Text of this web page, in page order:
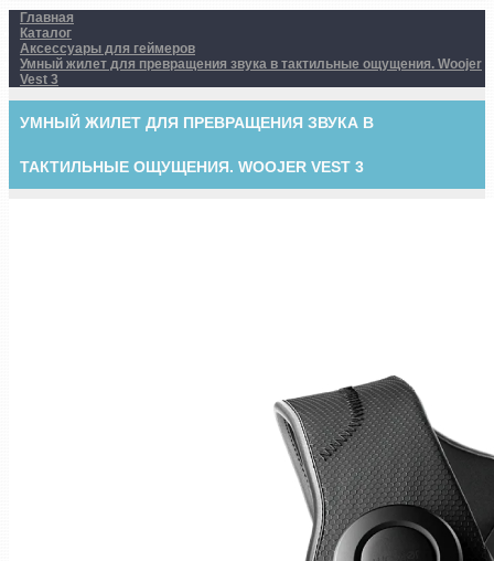
Главная
Каталог
Аксессуары для геймеров
Умный жилет для превращения звука в тактильные ощущения. Woojer
Vest 3
УМНЫЙ ЖИЛЕТ ДЛЯ ПРЕВРАЩЕНИЯ ЗВУКА В
ТАКТИЛЬНЫЕ ОЩУЩЕНИЯ. WOOJER VEST 3